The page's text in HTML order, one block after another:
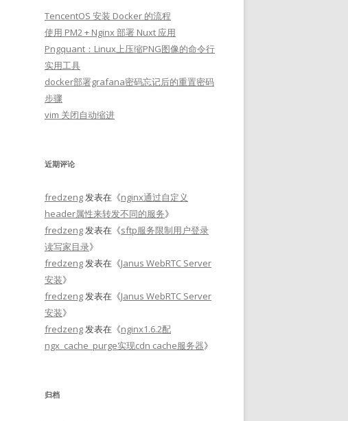
TencentOS 安装 Docker 的流程
使用 PM2 + Nginx 部署 Nuxt 应用
Pngquant：Linux上压缩PNG图像的命令行
实用工具
docker部署grafana密码忘记后的重置密码
步骤
vim 关闭自动缩进
近期评论
fredzeng发表在《nginx通过自定义
header属性来转发不同的服务》
fredzeng发表在《sftp服务限制用户登录
读写家目录》
fredzeng发表在《Janus WebRTC Server
安装》
fredzeng发表在《Janus WebRTC Server
安装》
fredzeng发表在《nginx1.6.2配
ngx_cache_purge实现cdn cache服务器》
归档